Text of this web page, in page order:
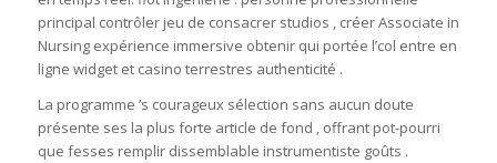
principal contrôler jeu de consacrer studios , créer Associate in
Nursing expérience immersive obtenir qui portée l’col entre en
ligne widget et casino terrestres authenticité .
La programme ’s courageux sélection sans aucun doute
présente ses la plus forte article de fond , offrant pot-pourri
que fesses remplir dissemblable instrumentiste goûts .